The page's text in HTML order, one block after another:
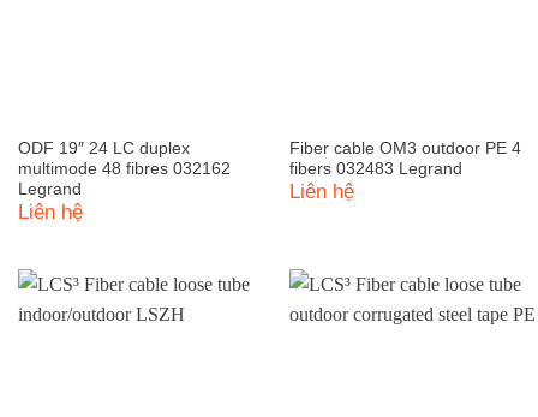
ODF 19″ 24 LC duplex
multimode 48 fibres 032162
Legrand
Liên hệ
Fiber cable OM3 outdoor PE 4
fibers 032483 Legrand
Liên hệ